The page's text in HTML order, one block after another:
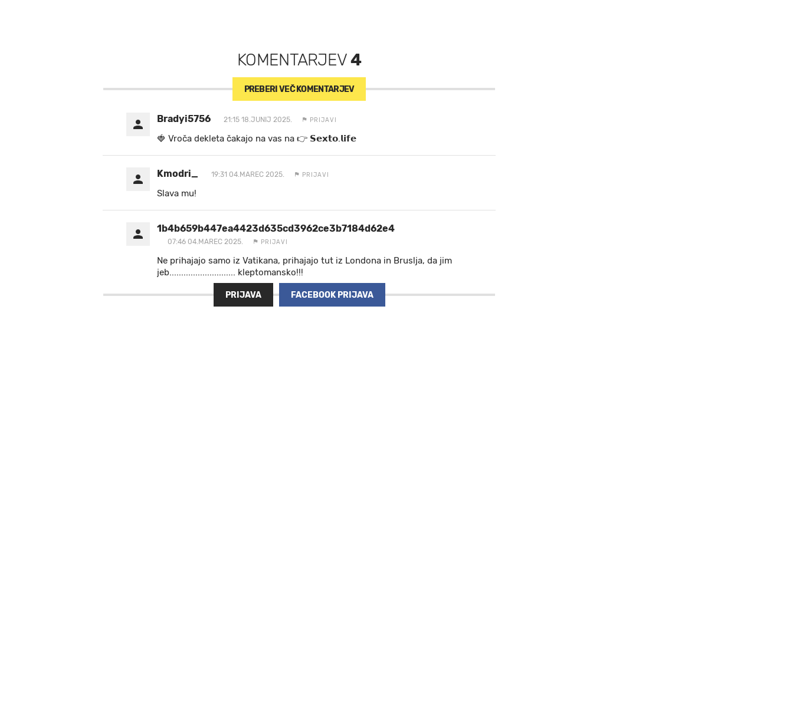
KOMENTARJEV4
PREBERI VEČ KOMENTARJEV
Bradyi5756 21:15 18.JUNIJ 2025. PRIJAVI
🍓 V r o č a d e k l e t a ča k a jo na va s n a 👉 𝗦𝗲𝘅𝘁𝗼.𝗹𝗶𝗳𝗲
Kmodri_ 19:31 04.MAREC 2025. PRIJAVI
Slava mu!
1b4b659b447ea4423d635cd3962ce3b7184d62e4
07:46 04.MAREC 2025. PRIJAVI
Ne prihajajo samo iz Vatikana, prihajajo tut iz Londona in Bruslja, da jim
jeb............................ kleptomansko!!!
PRIJAVA FACEBOOK PRIJAVA